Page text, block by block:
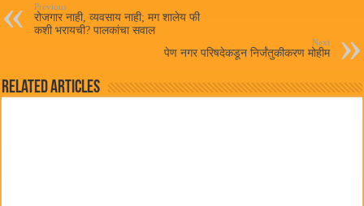
pp
Previous
रोजगार नाही, व्यवसाय नाही; मग शालेय फी
कशी भरायची? पालकांचा सवाल
Next
पेण नगर परिषदेकडून निर्जंतुकीकरण मोहीम
Related Articles